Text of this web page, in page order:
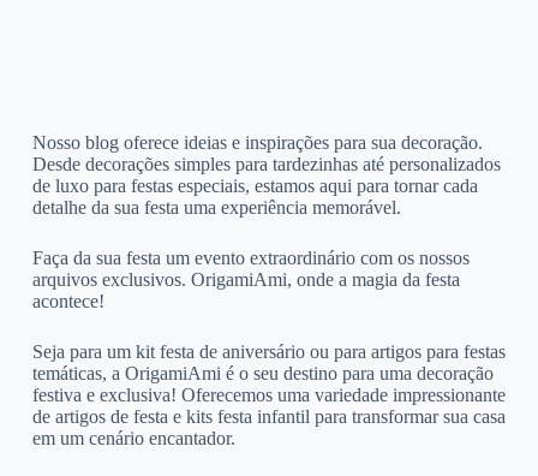
Nosso blog oferece ideias e inspirações para sua decoração.
Desde decorações simples para tardezinhas até personalizados
de luxo para festas especiais, estamos aqui para tornar cada
detalhe da sua festa uma experiência memorável.
Faça da sua festa um evento extraordinário com os nossos
arquivos exclusivos. OrigamiAmi, onde a magia da festa
acontece!
Seja para um kit festa de aniversário ou para artigos para festas
temáticas, a OrigamiAmi é o seu destino para uma decoração
festiva e exclusiva! Oferecemos uma variedade impressionante
de artigos de festa e kits festa infantil para transformar sua casa
em um cenário encantador.